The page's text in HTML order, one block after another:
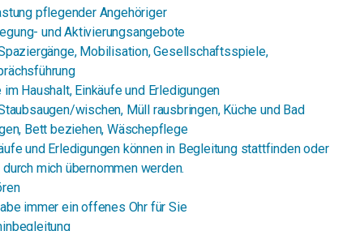
pflegender Angehöriger
und Aktivierungsangebote
Mobilisation, Gesellschaftsspiele,
im Haushalt, Einkäufe und Erledigungen
wischen, Müll rausbringen, Küche und Bad
Bett beziehen, Wäschepflege
und Erledigungen können in Begleitung stattfinden oder
durch mich übernommen werden.
immer ein offenes Ohr für Sie